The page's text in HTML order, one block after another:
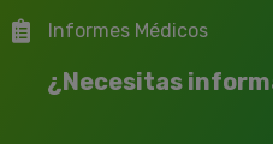
Informes Médicos
¿Necesitas